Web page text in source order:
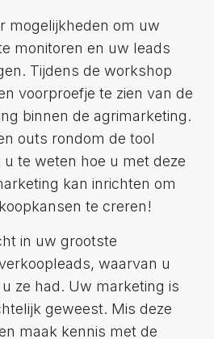
mogelijkheden om uw
monitoren en uw leads
Tijdens de workshop
voorproefje te zien van de
binnen de agrimarketing.
outs rondom de tool
te weten hoe u met deze
kan inrichten om
te creren!
in uw grootste
waarvan u
ze had. Uw marketing is
geweest. Mis deze
maak kennis met de